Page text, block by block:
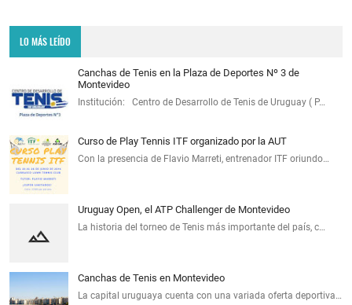
LO MÁS LEÍDO
Canchas de Tenis en la Plaza de Deportes Nº 3 de
Montevideo
Institución: Centro de Desarrollo de Tenis de Uruguay ( P…
Curso de Play Tennis ITF organizado por la AUT
Con la presencia de Flavio Marreti, entrenador ITF oriundo…
Uruguay Open, el ATP Challenger de Montevideo
La historia del torneo de Tenis más importante del país, c…
Canchas de Tenis en Montevideo
La capital uruguaya cuenta con una variada oferta deportiva…